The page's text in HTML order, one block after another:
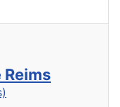
Reims